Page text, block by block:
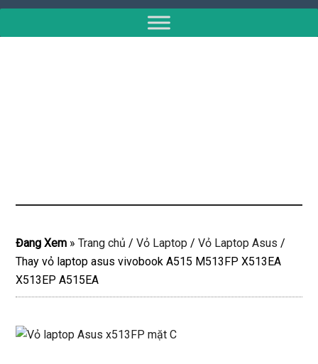
Đang Xem »Trang chủ / Vỏ Laptop / Vỏ Laptop Asus /
Thay vỏ laptop asus vivobook A515 M513FP X513EA
X513EP A515EA